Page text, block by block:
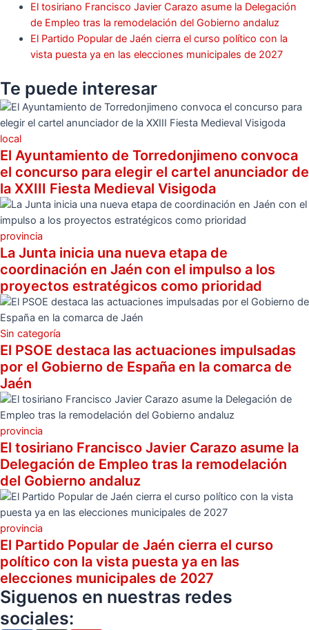
El tosiriano Francisco Javier Carazo asume la Delegación
de Empleo tras la remodelación del Gobierno andaluz
El Partido Popular de Jaén cierra el curso político con la
vista puesta ya en las elecciones municipales de 2027
Te puede interesar
local
El Ayuntamiento de Torredonjimeno convoca
el concurso para elegir el cartel anunciador de
la XXIII Fiesta Medieval Visigoda
provincia
La Junta inicia una nueva etapa de
coordinación en Jaén con el impulso a los
proyectos estratégicos como prioridad
Sin categoría
El PSOE destaca las actuaciones impulsadas
por el Gobierno de España en la comarca de
Jaén
provincia
El tosiriano Francisco Javier Carazo asume la
Delegación de Empleo tras la remodelación
del Gobierno andaluz
provincia
El Partido Popular de Jaén cierra el curso
político con la vista puesta ya en las
elecciones municipales de 2027
Siguenos en nuestras redes
sociales: